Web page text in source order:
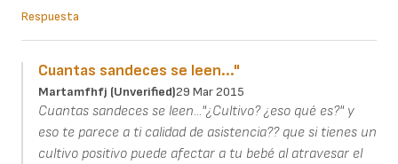
Respuesta
Cuantas sandeces se leen..."
Martamfhfj (unverified)29 Mar 2015
Cuantas sandeces se leen..."¿Cultivo? ¿eso qué es?" y
eso te parece a ti calidad de asistencia?? que si tienes un
cultivo positivo puede afectar a tu bebé al atravesar el